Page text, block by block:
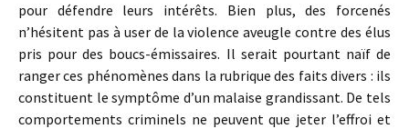
pour défendre leurs intérêts. Bien plus, des forcenés
n’hésitent pas à user de la violence aveugle contre des élus
pris pour des boucs-émissaires. Il serait pourtant naïf de
ranger ces phénomènes dans la rubrique des faits divers : ils
constituent le symptôme d’un malaise grandissant. De tels
comportements criminels ne peuvent que jeter l’effroi et